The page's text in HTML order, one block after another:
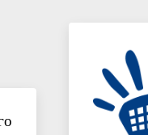
полезного отдыха